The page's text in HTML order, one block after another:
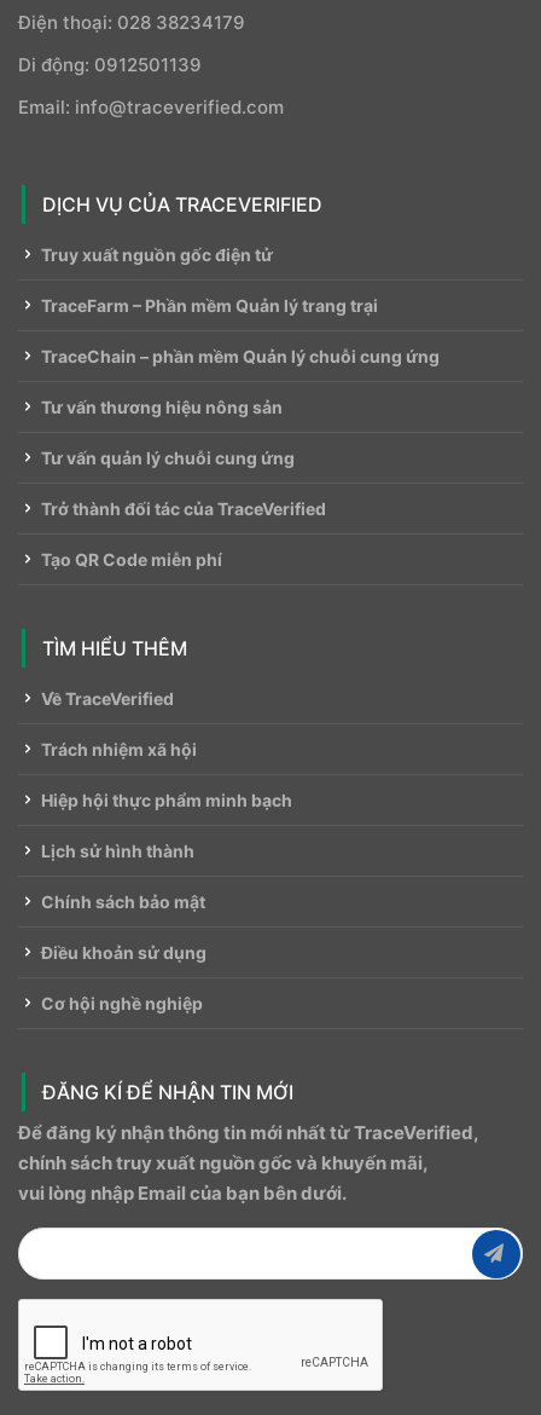
Điện thoại: 028 38234179
Di động: 0912501139
Email: info@traceverified.com
DỊCH VỤ CỦA TRACEVERIFIED
Truy xuất nguồn gốc điện tử
TraceFarm – Phần mềm Quản lý trang trại
TraceChain – phần mềm Quản lý chuỗi cung ứng
Tư vấn thương hiệu nông sản
Tư vấn quản lý chuỗi cung ứng
Trở thành đối tác của TraceVerified
Tạo QR Code miễn phí
TÌM HIỂU THÊM
Về TraceVerified
Trách nhiệm xã hội
Hiệp hội thực phẩm minh bạch
Lịch sử hình thành
Chính sách bảo mật
Điều khoản sử dụng
Cơ hội nghề nghiệp
ĐĂNG KÍ ĐỂ NHẬN TIN MỚI
Để đăng ký nhận thông tin mới nhất từ ​​TraceVerified,
chính sách truy xuất nguồn gốc và khuyến mãi,
vui lòng nhập Email của bạn bên dưới.